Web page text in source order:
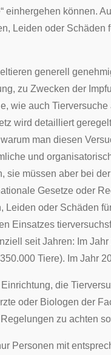
einhergehen können.
Leiden oder
generell
zu Zwecken der
wie auch Tierversuche
wird detailliert
man diesen
und
sie müssen aber bei
Gesetze oder
Leiden oder Schäden
Einsatzes
seit Jahren: Im
Tiere). Im Jahr
die
oder Biologen der
zu achten
Personen mit